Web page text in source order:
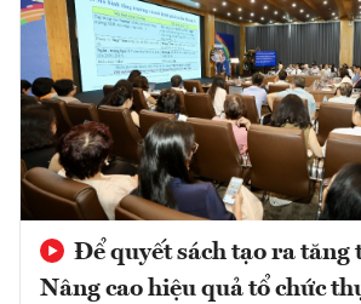
Để quyết sách tạo ra tăng
Nâng cao hiệu quả tổ chức